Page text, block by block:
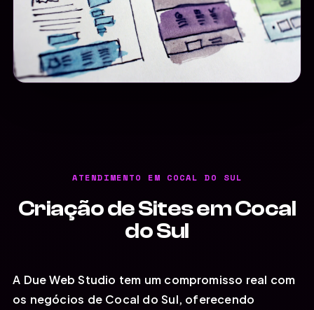
ATENDIMENTO EM COCAL DO SUL
Criação de Sites em Cocal
do Sul
A Due Web Studio tem um compromisso real com
os negócios de Cocal do Sul, oferecendo